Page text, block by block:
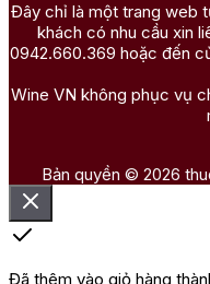
Đây chỉ là một trang web
khách có nhu cầu xin
0942.660.369 hoặc đến
Wine VN không phục vụ
Bản quyền © 2026
Đã thêm vào giỏ hàng